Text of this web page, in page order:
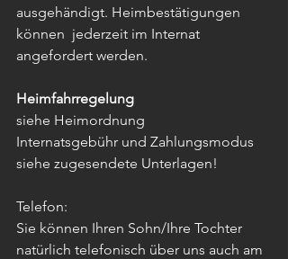
ausgehändigt. Heimbestätigungen
können  jederzeit im Internat
angefordert werden.
Heimfahrregelung
siehe Heimordnung
Internatsgebühr und Zahlungsmodus
siehe zugesendete Unterlagen!
Telefon:
Sie können Ihren Sohn/Ihre Tochter
natürlich telefonisch über uns auch am